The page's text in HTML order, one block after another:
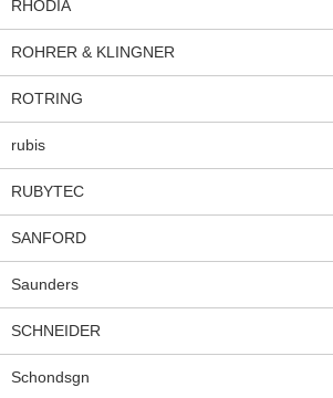
RHODIA
ROHRER & KLINGNER
ROTRING
rubis
RUBYTEC
SANFORD
Saunders
SCHNEIDER
Schondsgn